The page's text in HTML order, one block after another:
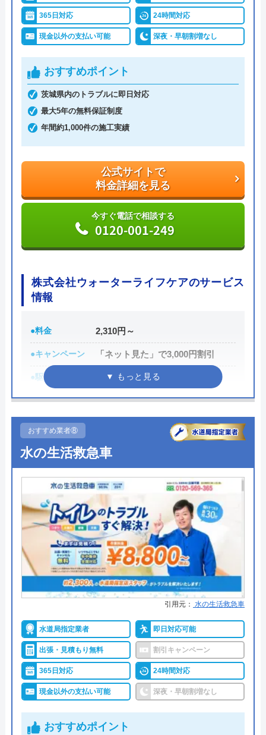
クラシアンがおすすめの理由
クラシアンはTVCMを放送しており、その知名度の
高さは信頼できるポイントです。業界問わず多くの
企業も利用しており、そういった点でも間違いなく
悪質な業者ではありません。
作業にかかる金額自体は他の業者とそれほど変わら
ず、残念ながら割引等もありませんが、2回目以降
は10%OFFで修理·交換を行ってくれます。作業内
容・費用を説明し、承諾のサインをもらってから作
業に入るので安心です。作業料金とは別に事務手数
料として諸経費がかかるので、費用をしっかりと確
認してから承諾のサインをしましょう。
各市区から認可を受けている水道局指定工事店であ
技術品質向上にも力をいれているため安心して作業
を任せることができるでしょう。
公式サイトで
料金詳細を見る
今すぐ電話で相談する
0120-511-511
クラシアンの基本情報
運営会社 株式会社クラシアン
今田健治
創業・設立 1991年6月21日創業
所在地
〒222-0033
横浜市港北区新横浜3-1-9 アリーナタ
ワー13階
対応エリア 全国
365日対応 24時間対応
現金以外の支払い可能 深夜・早朝割増なし
おすすめポイント
茨城県内のトラブルに即日対応
最大5年の無料保証制度
年間約1,000件の施工実績
公式サイトで
料金詳細を見る
今すぐ電話で相談する
0120-001-249
株式会社ウォーターライフケアのサービス
情報
●料金 2,310円～
●キャンペーン 「ネット見た」で3,000円割引
●駆けつけ時間 最短20分
●受付時間 24時間
●定休日
●出張見積もり 出張見積もり無料
●支払い方法 現金、クレジットカード
●累計実績 ―
●保証・保険 ―
詳細は公式HPでご確認ください
株式会社ウォーターライフケアがおすすめ
の理由
県全域を対象に、水回りのトラブル修理屋、水回り
設備のリフォームサービスも提供している業者で
す。即日対応も可能なので、緊急時のトラブルにも
ご利用いただけます。
おすすめ業者⑧
水の生活救急車
引用元： 水の生活救急車
水道局指定業者 即日対応可能
出張・見積もり無料 割引キャンペーン
365日対応 24時間対応
現金以外の支払い可能 深夜・早朝割増なし
おすすめポイント